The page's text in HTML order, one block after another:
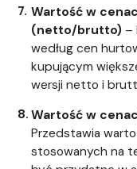
Wartość w
(netto/brutto) –
według cen
kupującym
wersji netto i
Wartość w
Przedstawia
stosowanych na